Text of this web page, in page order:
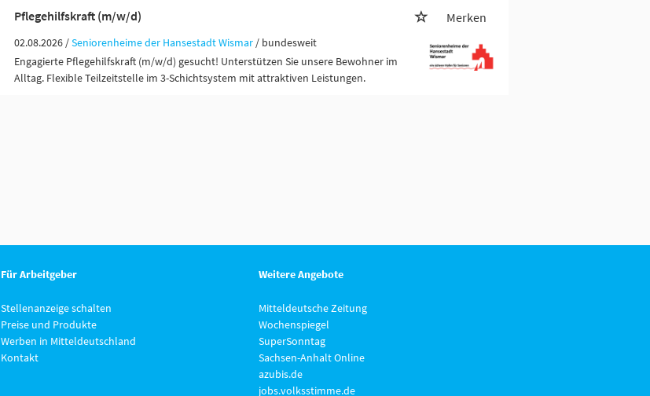
Pflegehilfskraft (m/w/d) Merken
02.08.2026 /Seniorenheime der Hansestadt Wismar / bundesweit
Engagierte Pflegehilfskraft (m/w/d) gesucht! Unterstützen Sie unsere Bewohner im
Alltag. Flexible Teilzeitstelle im 3-Schichtsystem mit attraktiven Leistungen.
Für Arbeitgeber
Stellenanzeige schalten
Preise und Produkte
Werben in Mitteldeutschland
Kontakt
Weitere Angebote
Mitteldeutsche Zeitung
Wochenspiegel
SuperSonntag
Sachsen-Anhalt Online
azubis.de
jobs.volksstimme.de